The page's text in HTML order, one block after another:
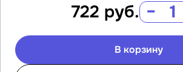
722 руб. −
В корзину